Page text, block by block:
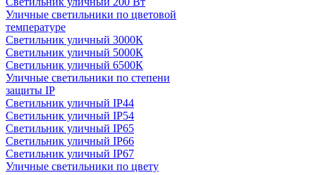
Уличные светильники по цветовой
температуре
Cветильник уличный 3000К
Cветильник уличный 5000К
Cветильник уличный 6500К
Уличные светильники по степени
защиты IP
Светильник уличный IP44
Светильник уличный IP54
Светильник уличный IP65
Светильник уличный IP66
Светильник уличный IP67
Уличные светильники по цвету